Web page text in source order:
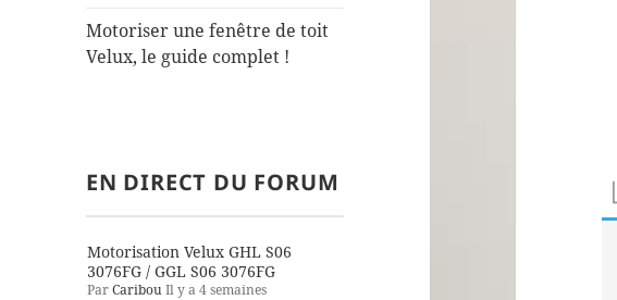
Motoriser une fenêtre de toit
Velux, le guide complet !
EN DIRECT DU FORUM
Motorisation Velux GHL S06
3076FG / GGL S06 3076FG
ParCaribouIl y a 4 semaines